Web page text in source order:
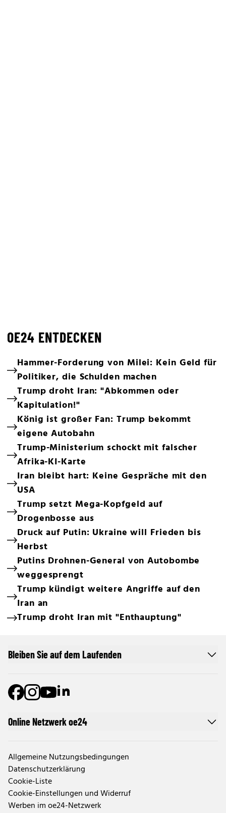
OE24 ENTDECKEN
Hammer-Forderung von Milei: Kein Geld für
Politiker, die Schulden machen
Trump droht Iran: "Abkommen oder
Kapitulation!"
König ist großer Fan: Trump bekommt
eigene Autobahn
Trump-Ministerium schockt mit falscher
Afrika-KI-Karte
Iran bleibt hart: Keine Gespräche mit den
USA
Trump setzt Mega-Kopfgeld auf
Drogenbosse aus
Druck auf Putin: Ukraine will Frieden bis
Herbst
Putins Drohnen-General von Autobombe
weggesprengt
Trump kündigt weitere Angriffe auf den
Iran an
Trump droht Iran mit "Enthauptung"
Online Netzwerk oe24
Allgemeine Nutzungsbedingungen
Datenschutzerklärung
Cookie-Liste
Cookie-Einstellungen und Widerruf
Werben im oe24-Netzwerk
Bleiben Sie auf dem Laufenden